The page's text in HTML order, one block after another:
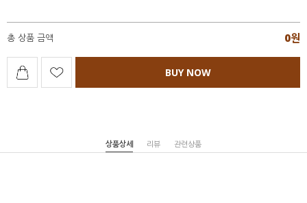
총 상품 금액 0원
BUY NOW
상품상세 리뷰 관련상품